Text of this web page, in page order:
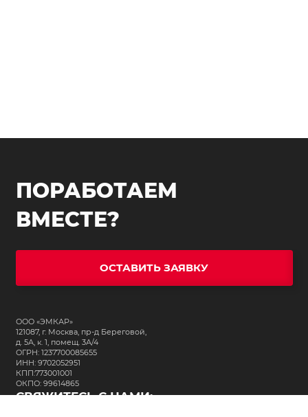
ПОРАБОТАЕМ
ВМЕСТЕ?
ОСТАВИТЬ ЗАЯВКУ
ООО «ЭМКАР»
121087, г. Москва, пр-д Береговой,
д. 5А, к. 1, помещ. 3А/4
ОГРН: 1237700085655
ИНН: 9702052951
КПП:773001001
ОКПО: 99614865
СВЯЖИТЕСЬ С НАМИ: